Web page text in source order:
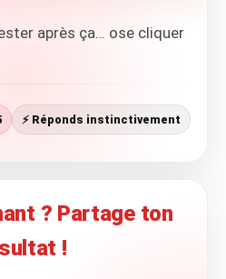
après ça… ose cliquer
⚡ Réponds instinctivement
? Partage ton
!